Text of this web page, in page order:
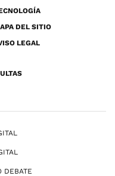
DEL SITIO
LEGAL
DEBATE